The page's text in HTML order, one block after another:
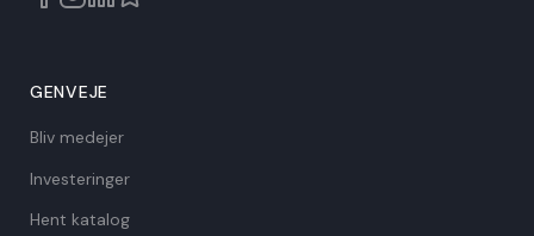
GENVEJE
Bliv medejer
Investeringer
Hent katalog